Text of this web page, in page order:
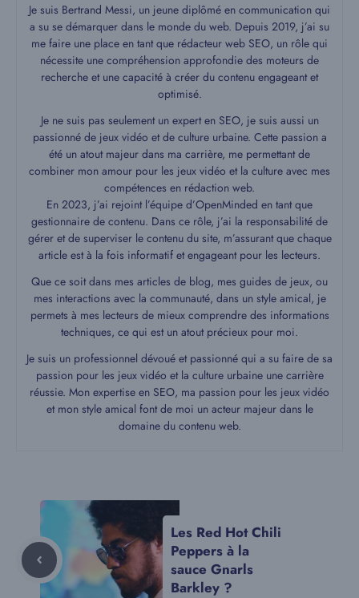
Je suis Bertrand Messi, un jeune diplômé en communication qui
a su se démarquer dans le monde du web. Depuis 2019, j’ai su
me faire une place en tant que rédacteur web SEO, un rôle qui
nécessite une compréhension approfondie des moteurs de
recherche et une capacité à créer du contenu engageant et
optimisé.
Je ne suis pas seulement un expert en SEO, je suis aussi un
passionné de jeux vidéo et de culture urbaine. Cette passion a
été un atout majeur dans ma carrière, me permettant de
combiner mon amour pour les jeux vidéo et la culture avec mes
compétences en rédaction web.
En 2023, j’ai rejoint l’équipe d’OpenMinded en tant que
gestionnaire de contenu. Dans ce rôle, j’ai la responsabilité de
gérer et de superviser le contenu du site, m’assurant que chaque
article est à la fois informatif et engageant pour les lecteurs.
Que ce soit dans mes articles de blog, mes guides de jeux, ou
mes interactions avec la communauté, dans un style amical, je
permets à mes lecteurs de mieux comprendre des informations
techniques, ce qui est un atout précieux pour moi.
Je suis un professionnel dévoué et passionné qui a su faire de sa
passion pour les jeux vidéo et la culture urbaine une carrière
réussie. Mon expertise en SEO, ma passion pour les jeux vidéo
et mon style amical font de moi un acteur majeur dans le
domaine du contenu web.
Les Red Hot Chili
Peppers à la
sauce Gnarls
Barkley ?